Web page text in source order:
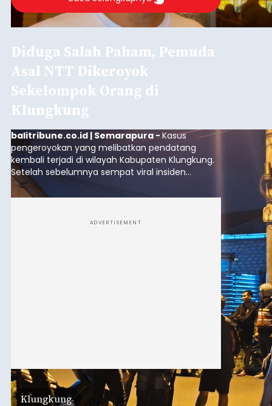
Diduga Salah Paham, Pemuda
Asal NTT Dikeroyok
Sekelompok Orang di
Klungkung
balitribune.co.id | Semarapura -Kasus
pengeroyokan yang melibatkan pendatang
kembali terjadi di wilayah Kabupaten Klungkung.
Setelah sebelumnya sempat viral insiden
keributan di barat Pasar Galiran, peristiwa serupa
kini menimpa seorang pemuda asal Kabupaten
ADVERTISEMENT
Klungkung